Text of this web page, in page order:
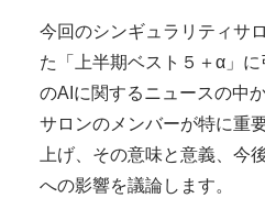
今回のシンギュラリティサ
た「上半期ベスト５＋α」
のAIに関するニュースの中
サロンのメンバーが特に重
上げ、その意味と意義、今
への影響を議論します。